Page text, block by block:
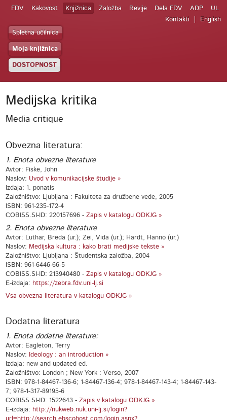
FDV Kakovost Knjižnica Založba Revije Dela FDV ADP
UL
Kontakti
English
Spletna učilnica
Moja knjižnica
DOSTOPNOST
Medijska kritika
Media critique
Obvezna literatura:
1. Enota obvezne literature
Avtor: Fiske, John
Naslov: Uvod v komunikacijske študije »
Izdaja: 1. ponatis
Založništvo: Ljubljana : Fakulteta za družbene vede, 2005
ISBN: 961-235-172-4
COBISS.SI-ID: 220157696 -Zapis v katalogu ODKJG »
2. Enota obvezne literature
Avtor: Luthar, Breda (ur.); Zei, Vida (ur.); Hardt, Hanno (ur.)
Naslov: Medijska kultura : kako brati medijske tekste »
Založništvo: Ljubljana : Študentska založba, 2004
ISBN: 961-6446-66-5
COBISS.SI-ID: 213940480 -Zapis v katalogu ODKJG »
E-izdaja: https://zebra.fdv.uni-lj.si
Vsa obvezna literatura v katalogu ODKJG »
Dodatna literatura
1. Enota dodatne literature:
Avtor: Eagleton, Terry
Naslov:
Ideology : an introduction »
Izdaja: new and updated ed.
Založništvo: London ; New York : Verso, 2007
ISBN: 978-1-84467-136-6; 1-84467-136-4; 978-1-84467-143-4; 1-84467-143-
7; 978-1-317-89195-6
COBISS.SI-ID: 1522643 -Zapis v katalogu ODKJG »
E-izdaja: http://nukweb.nuk.uni-lj.si/login?